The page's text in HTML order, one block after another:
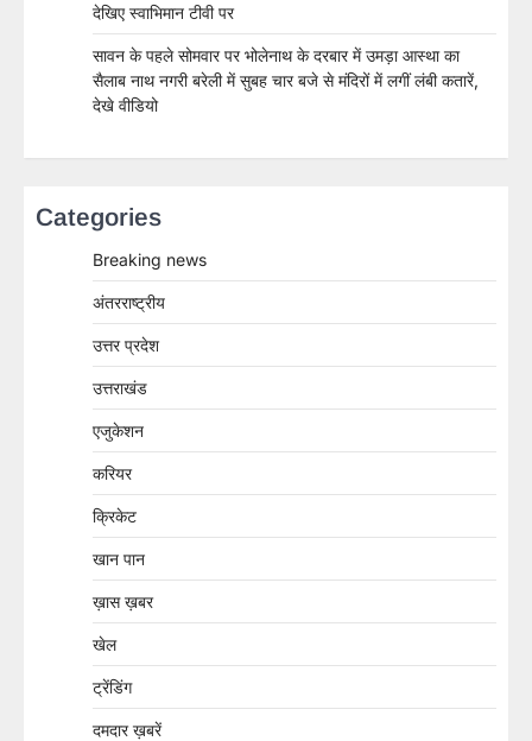
देखिए स्वाभिमान टीवी पर
सावन के पहले सोमवार पर भोलेनाथ के दरबार में उमड़ा आस्था का
सैलाब नाथ नगरी बरेली में सुबह चार बजे से मंदिरों में लगीं लंबी कतारें,
देखे वीडियो
Categories
Breaking news
अंतरराष्ट्रीय
उत्तर प्रदेश
उत्तराखंड
एजुकेशन
करियर
क्रिकेट
खान पान
ख़ास ख़बर
खेल
ट्रेंडिंग
दमदार ख़बरें